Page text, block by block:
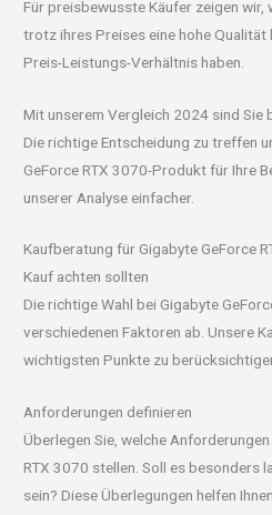
Für preisbewusste Käufer zeigen
trotz ihres Preises eine hohe
Preis-Leistungs-Verhältnis haben.
Mit unserem Vergleich 2024 sind Sie
Die richtige Entscheidung zu treffen
GeForce RTX 3070-Produkt für Ihre
unserer Analyse einfacher.
Kaufberatung für Gigabyte GeForce
Kauf achten sollten
Die richtige Wahl bei Gigabyte
verschiedenen Faktoren ab. Unsere
wichtigsten Punkte zu
Anforderungen definieren
Überlegen Sie, welche
RTX 3070 stellen. Soll es besonders
sein? Diese Überlegungen helfen